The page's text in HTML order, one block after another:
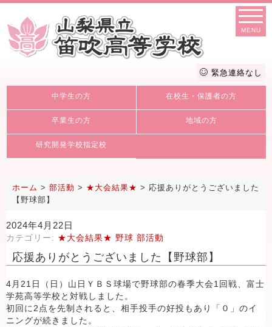
MENU
緊急連絡なし
中学生の方 在校生・保護者の方
卒業生の方 地域の方
研究開発学校指定校
ホーム > 部活動 > ★大会結果★ > 応援ありがとうございました
【野球部】
2024年4月22日
カテゴリー: ★大会結果★ 野球 部活動
応援ありがとうございました【野球部】
4月21日（日）山日ＹＢＳ球場で野球部の春季大会1回戦、富士
学苑高等学校と対戦しました。
初回に2点を先制されると、相手投手の好投もあり「０」のイ
ニングが続きました。